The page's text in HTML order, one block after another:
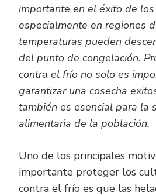
importante en el éxito de
especialmente en regiones
temperaturas pueden
del punto de congelación.
contra el frío no solo es
garantizar una cosecha
también es esencial para la
alimentaria de la población.
Uno de los principales
importante proteger los
contra el frío es que las